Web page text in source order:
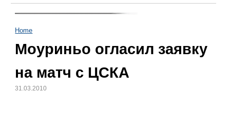
Home
Моуриньо огласил заявку
на матч с ЦСКА
31.03.2010